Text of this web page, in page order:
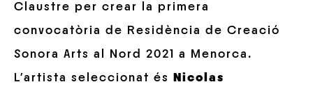
Claustre per crear la primera
convocatòria de Residència de Creació
Sonora Arts al Nord 2021 a Menorca.
L’artista seleccionat és
Nicolas